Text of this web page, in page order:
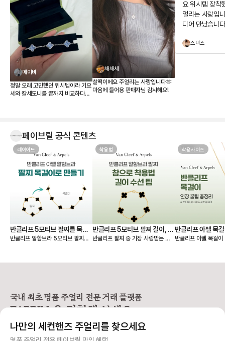
메이비
정말 오래 고민했던 위시템이라 기요
세와 칼세도니를 끝까지 비교하다가
템’이라고 하는지 알 것 같습니다 💎
무엇보다 페이브릴에서 여러 매물을
한 번에 비교할 수 있어서 연식, 컨디
션, 구성품, 가격까지 꼼꼼하게 따져
보고 가장 마음에 드는 제품을 선택
할 수 있었던 점이 좋았습니다. 좋은
첫 반클리프를 기분 좋게 들이게 되
었네요. 오래오래 아껴 차겠습니다!
채채체
찰떡이에요 주얼리는 사랑입니다🫶
마음에 들어용 판매자님 감사해요!
요 위시템 장착
얼리는 사랑입
디어 만났습니
뻐요스미스
페이브릴 공식 콘텐츠
레이어드
반클리프 5모티브 팔찌를 목걸
이로 만들기 - 실착비교, 연장체
반클리프 알함브라 5모티브 팔찌를
10모티브 목걸이가 하나 더 생긴 기
프 팔찌를 목걸이로 바꾸는 방법
1️⃣ 6모티브 목걸이 반클리프 알함브
팔찌 + 알함브라 빈티지 목걸이) -
팔찌 고리를 → 목걸이 클로버 쪽에
착용법
반클리프 5모티브 팔찌 길이, 착
용팁-참으로 착용 vs 길이 수선
반클리프 팔찌 중 가장 사랑받는 제
닉스 모델 등 매장 구매 시 웨이팅 디
즈를 선택할 수 없고 총 길이 19cm
로 스펙이 동일해요. 손목이 얇은 분
요, 저 역시 오닉스 5모티브 팔찌를
착용사이즈
반클리프 아펠 목
총정리
반클리프 아펠 목걸
해 드릴 거예요 ✨ 그중에서도 특히
티브를 기준으로 양
국내 최초 명품 주얼리 전문 거래 플랫폼
FABRILL을 경험해 보세요.
사기 걱정 없는 안전 결제
나만의 세컨핸즈 주얼리를 찾으세요